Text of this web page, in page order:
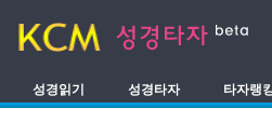
성경읽기 성경타자 타자랭